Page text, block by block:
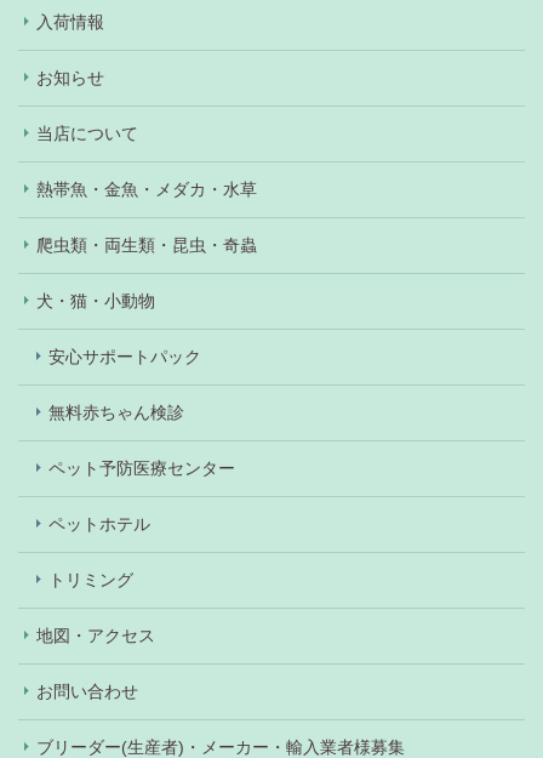
入荷情報
お知らせ
当店について
熱帯魚・金魚・メダカ・水草
爬虫類・両生類・昆虫・奇蟲
犬・猫・小動物
安心サポートパック
無料赤ちゃん検診
ペット予防医療センター
ペットホテル
トリミング
地図・アクセス
お問い合わせ
ブリーダー(生産者)・メーカー・輸入業者様募集